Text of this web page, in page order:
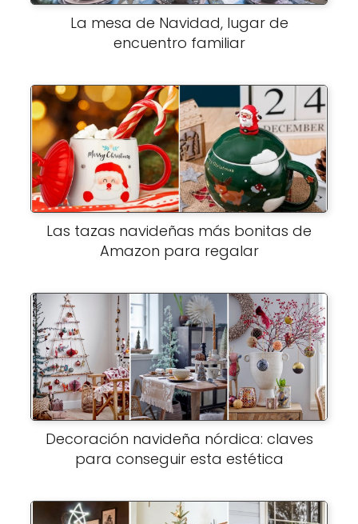
La mesa de Navidad, lugar de
encuentro familiar
Las tazas navideñas más bonitas de
Amazon para regalar
Decoración navideña nórdica: claves
para conseguir esta estética